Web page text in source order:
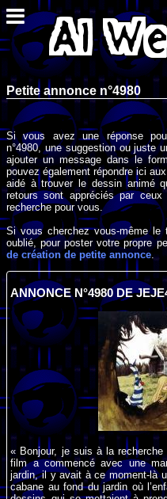
Petite annonce n°4980
Si vous avez une réponse
n°4980, une suggestion ou juste
ajouter un message dans le
pouvez également répondre ici
aidé à trouver le dessin animé
retours sont appréciés par
recherche pour vous.
Si vous cherchez vous-même
oublié, pour poster votre propre
de création de petite annonce .
ANNONCE N°4980 DE
« Bonjour, je suis à la
film a commencé avec une
jardin, il y avait à ce moment-là
cabane au fond du jardin où